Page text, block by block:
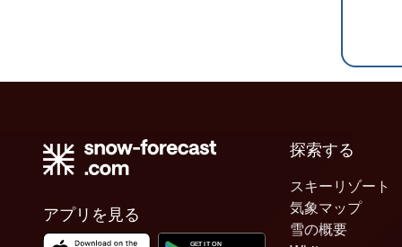
アプリを見る
探索する
スキーリゾート
気象マップ
雪の概要